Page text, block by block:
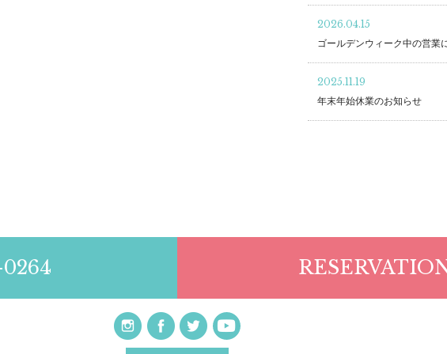
2026.04.15
ゴールデンウィーク中の営業
2025.11.19
年末年始休業のお知らせ